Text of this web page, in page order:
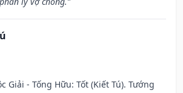
Giải - Tống Hữu: Tốt (Kiết Tú). Tướng